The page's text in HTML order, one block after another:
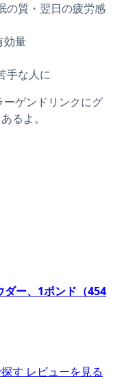
の質・翌日の疲労感
効量
手な人に
ゲンドリンクにグ
るよ。
ー、1ポンド（454 g
ー、1ポンド（454
す レビューを見る